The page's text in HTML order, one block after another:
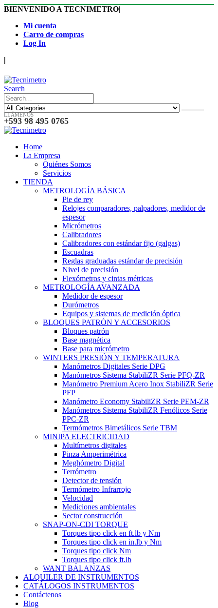
BIENVENIDO A TECNIMETRO|
Mi cuenta
Carro de compras
Log In
|
Search
LLÁMENOS
+593 98 495 0765
Home
La Empresa
Quiénes Somos
Servicios
TIENDA
METROLOGÍA BÁSICA
Pie de rey
Relojes comparadores, palpadores, medidor de
espesor
Micrómetros
Calibradores
Calibradores con estándar fijo (galgas)
Escuadras
Reglas graduadas estándar de precisión
Nivel de precisión
Flexómetros y cintas métricas
METROLOGÍA AVANZADA
Medidor de espesor
Durómetros
Equipos y sistemas de medición óptica
BLOQUES PATRÓN Y ACCESORIOS
Bloques patrón
Base magnética
Base para micrómetro
WINTERS PRESIÓN Y TEMPERATURA
Manómetros Digitales Serie DPG
Manómetros Sistema StabiliZR Serie PFQ-ZR
Manómetro Premium Acero Inox StabiliZR Serie
PFP
Manómetro Economy StabiliZR Serie PEM-ZR
Manómetros Sistema StabiliZR Fenólicos Serie
PPC-ZR
Termómetros Bimetálicos Serie TBM
MINIPA ELECTRICIDAD
Multímetros digitales
Pinza Amperimétrica
Meghómetro Digital
Terrómetro
Detector de tensión
Termómetro Infrarrojo
Velocidad
Mediciones ambientales
Sector construcción
SNAP-ON-CDI TORQUE
Torques tipo click en ft.lb y Nm
Torques tipo click en in.lb y Nm
Torques tipo click Nm
Torques tipo click ft.lb
WANT BALANZAS
ALQUILER DE INSTRUMENTOS
CATÁLOGOS INSTRUMENTOS
Contáctenos
Blog